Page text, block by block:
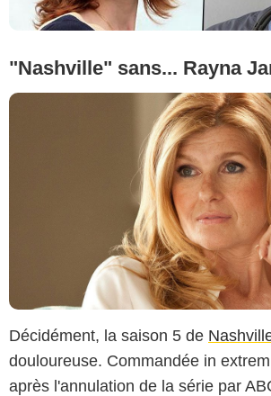
"Nashville" sans... Rayna
Décidément, la saison 5 de
douloureuse. Commandée in
après l'annulation de la série par